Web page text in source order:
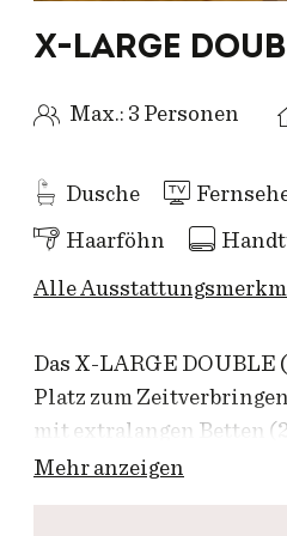
X-LARGE
Max.: 3 Personen
Dusche
Haarföhn
Alle
Das X-LARGE DOUBLE
Platz zum
mit extralangen Betten
Mehr anzeigen